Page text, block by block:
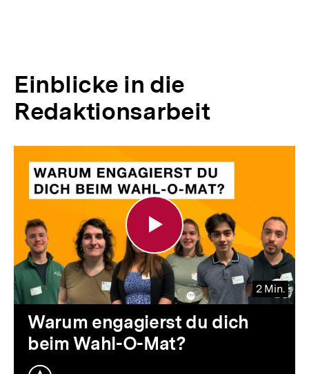
Einblicke in die
Redaktionsarbeit
Video-
Player
zum
2 Min.
Video
Dauer
2
Min.
Warum engagierst du dich
beim Wahl-O-Mat?